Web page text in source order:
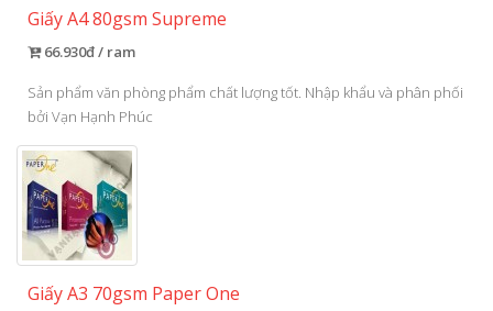
Giấy A4 80gsm Supreme
66.930đ / ram
Sản phẩm văn phòng phẩm chất lượng tốt. Nhập khẩu và phân phối
bởi Vạn Hạnh Phúc
Giấy A3 70gsm Paper One